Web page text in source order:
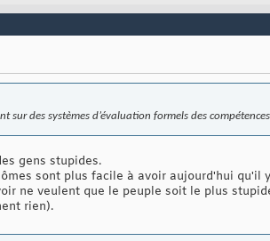
sur des systèmes d’évaluation formels des
gens stupides.
sont plus facile à avoir aujourd'hui qu'il
ne veulent que le peuple soit le plus
rien).